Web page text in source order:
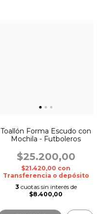
Toallón Forma Escudo con
Mochila - Futboleros
$25.200,00
$21.420,00 con
Transferencia o depósito
3 cuotas sin interés de
$8.400,00